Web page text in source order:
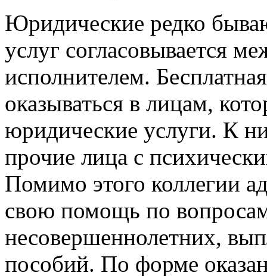
Юридические редко
услуг согласовывается
исполнителем.
оказываться в лицам,
юридические услуги. К
прочие лица с
Помимо этого коллегии
свою помощь по
несовершеннолетних,
пособий. По форме